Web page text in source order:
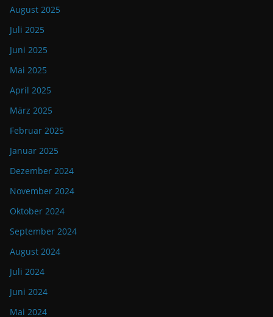
August 2025
Juli 2025
Juni 2025
Mai 2025
April 2025
März 2025
Februar 2025
Januar 2025
Dezember 2024
November 2024
Oktober 2024
September 2024
August 2024
Juli 2024
Juni 2024
Mai 2024